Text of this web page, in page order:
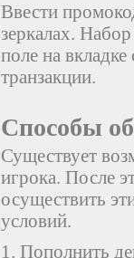
Ввести
зеркалах.
поле на
транзакции.
Способы
Существует
игрока. После
осуществить
условий.
1. Пополнить